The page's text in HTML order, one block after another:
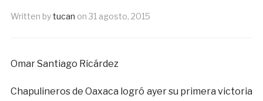
Written bytucan on 31 agosto, 2015
Omar Santiago Ricárdez
Chapulineros de Oaxaca logró ayer su primera victoria